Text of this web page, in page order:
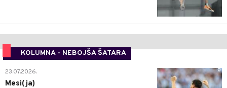
KOLUMNA - NEBOJŠA ŠATARA
0
23.07.2026.
Mesi(ja)